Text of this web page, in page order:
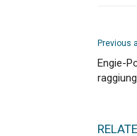
Previous
Engie-